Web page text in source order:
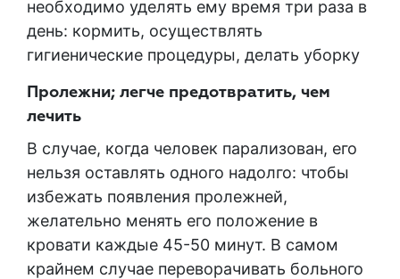
необходимо уделять ему время три раза в
день: кормить, осуществлять
гигиенические процедуры, делать уборку
Пролежни; легче предотвратить, чем
лечить
В случае, когда человек парализован, его
нельзя оставлять одного надолго: чтобы
избежать появления пролежней,
желательно менять его положение в
кровати каждые 45-50 минут. В самом
крайнем случае переворачивать больного